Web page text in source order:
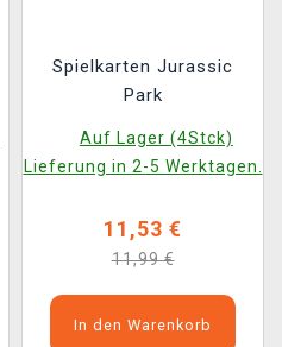
Spielkarten Jurassic
Park
Auf Lager (4Stck)
Lieferung in 2-5 Werktagen.
11,53 €
11,99 €
In den Warenkorb